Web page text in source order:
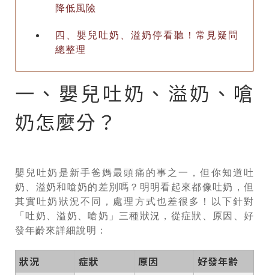
降低風險
四、嬰兒吐奶、溢奶停看聽！常見疑問
總整理
一、嬰兒吐奶、溢奶、嗆
奶怎麼分？
嬰兒吐奶是新手爸媽最頭痛的事之一，但你知道吐
奶、溢奶和嗆奶的差別嗎？明明看起來都像吐奶，但
其實吐奶狀況不同，處理方式也差很多！以下針對
「吐奶、溢奶、嗆奶」三種狀況，從症狀、原因、好
發年齡來詳細說明：
狀況 症狀 原因 好發年齡